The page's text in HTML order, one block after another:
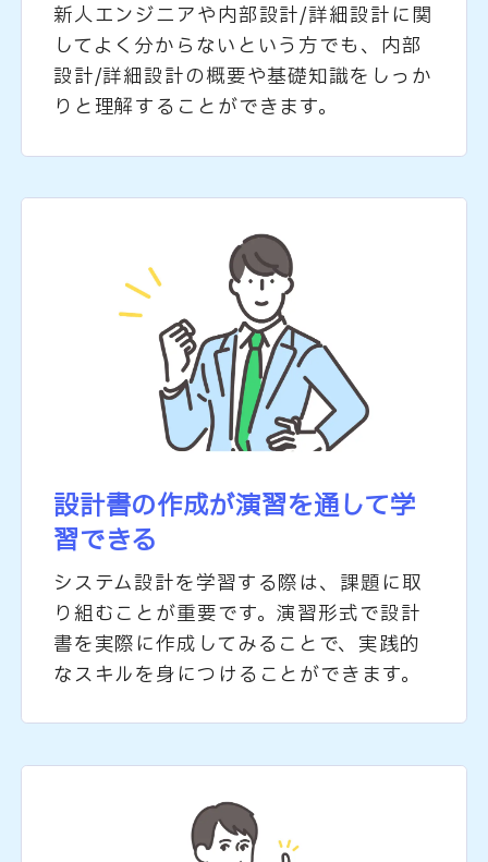
新人エンジニアや内部設計/詳細設計に関
してよく分からないという方でも、内部
設計/詳細設計の概要や基礎知識をしっか
りと理解することができます。
設計書の作成が演習を通して学
習できる
システム設計を学習する際は、課題に取
り組むことが重要です。演習形式で設計
書を実際に作成してみることで、実践的
なスキルを身につけることができます。